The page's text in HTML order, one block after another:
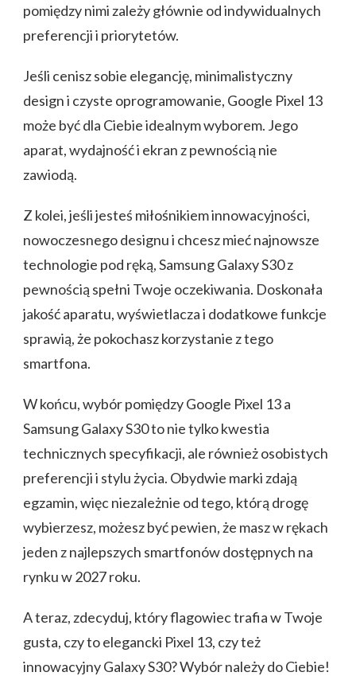
pomiędzy nimi zależy głównie od indywidualnych
preferencji i priorytetów.
Jeśli cenisz sobie elegancję, minimalistyczny
design i czyste oprogramowanie, Google Pixel 13
może być dla Ciebie idealnym wyborem. Jego
aparat, wydajność i ekran z pewnością nie
zawiodą.
Z kolei, jeśli jesteś miłośnikiem innowacyjności,
nowoczesnego designu i chcesz mieć najnowsze
technologie pod ręką, Samsung Galaxy S30 z
pewnością spełni Twoje oczekiwania. Doskonała
jakość aparatu, wyświetlacza i dodatkowe funkcje
sprawią, że pokochasz korzystanie z tego
smartfona.
W końcu, wybór pomiędzy Google Pixel 13 a
Samsung Galaxy S30 to nie tylko kwestia
technicznych specyfikacji, ale również osobistych
preferencji i stylu życia. Obydwie marki zdają
egzamin, więc niezależnie od tego, którą drogę
wybierzesz, możesz być pewien, że masz w rękach
jeden z najlepszych smartfonów dostępnych na
rynku w 2027 roku.
A teraz, zdecyduj, który flagowiec trafia w Twoje
gusta, czy to elegancki Pixel 13, czy też
innowacyjny Galaxy S30? Wybór należy do Ciebie!